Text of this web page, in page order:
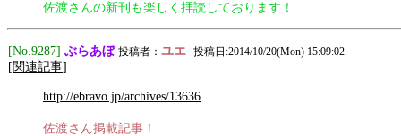
佐渡さんの新刊も楽しく拝読しております！
[No.9287] ぶらあぼ 投稿者： ユエ 投稿日:2014/10/20(Mon) 15:09:02
[関連記事]
http://ebravo.jp/archives/13636
佐渡さん掲載記事！